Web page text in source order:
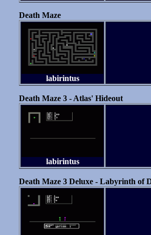
Death Maze
labirintus
Death Maze 3 - Atlas' Hideout
labirintus
Death Maze 3 Deluxe - Labyrinth of